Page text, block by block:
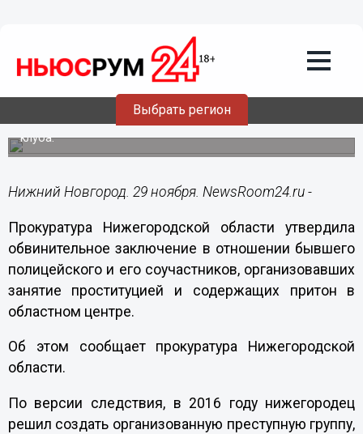
Выбрать регион
29.11.201910:08
Нижегородский полицейский
содержал бордель
Притон содержался под видом деятельности стриптиз-
клуба.
Нижний Новгород. 29 ноября. NewsRoom24.ru -
Прокуратура Нижегородской области утвердила
обвинительное заключение в отношении бывшего
полицейского и его соучастников, организовавших
занятие проституцией и содержащих притон в
областном центре.
Об этом сообщает прокуратура Нижегородской
области.
По версии следствия, в 2016 году нижегородец
решил создать организованную преступную группу,